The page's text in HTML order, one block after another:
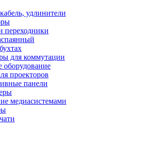
удлинители
переходники
для коммутации
оборудование
проекторов
панели
медиасистемами